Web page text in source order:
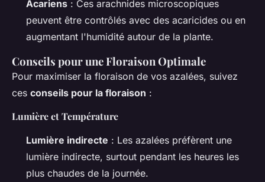
Acariens : Ces arachnides microscopiques
peuvent être contrôlés avec des acaricides ou en
augmentant l'humidité autour de la plante.
Conseils pour une Floraison Optimale
Pour maximiser la floraison de vos azalées, suivez
ces conseils pour la floraison :
Lumière et Température
Lumière indirecte : Les azalées préfèrent une
lumière indirecte, surtout pendant les heures les
plus chaudes de la journée.